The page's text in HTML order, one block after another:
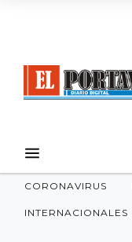
CORONAVIRUS
INTERNACIONALES